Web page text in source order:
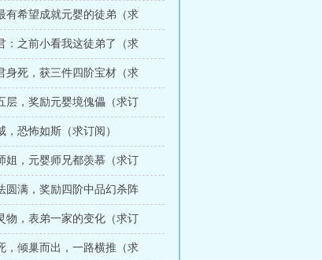
有希望成就元婴的徒弟（求
：之前小看我这徒弟了（求
身死，获三件四阶宝材（求
层，奖励元婴境傀儡（求订
，恐怖如斯（求订阅）
姐，元婴师兄都羡慕（求订
圆满，奖励四阶中品幻杀阵
物，表弟一家的变化（求订
，倾巢而出，一路横推（求